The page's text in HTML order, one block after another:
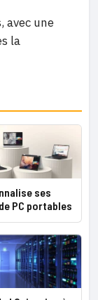
avec une
la
ses
PC portables